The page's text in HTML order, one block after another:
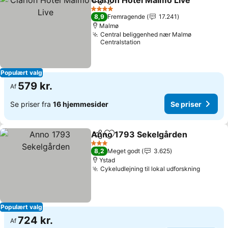
Populært valg
Del Føj til favoritter
4 Stjerner
8,9 Fremragende
17.241
Malmø
Central beliggenhed nær Malmø
Centralstation
Af 579 kr.
Se priser fra 16 hjemmesider Se priser
Populært valg
Del Føj til favoritter
Anno 1793 Sekelgården
3 Stjerner
8,2 Meget godt
3.625
Ystad
Cykeludlejning til lokal udforskningSe
Af 724 kr.